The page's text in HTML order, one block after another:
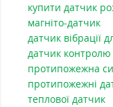
купити датчик
магніто-датчик
датчик вібрації
датчик контролю
протипожежна
протипожежні
теплової датчик